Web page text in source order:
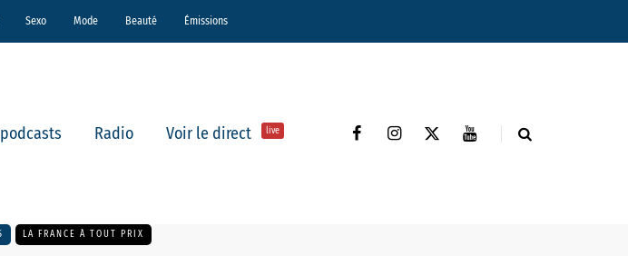
Sexo Mode Beauté Émissions
Radio Voir le direct live
LA FRANCE À TOUT PRIX